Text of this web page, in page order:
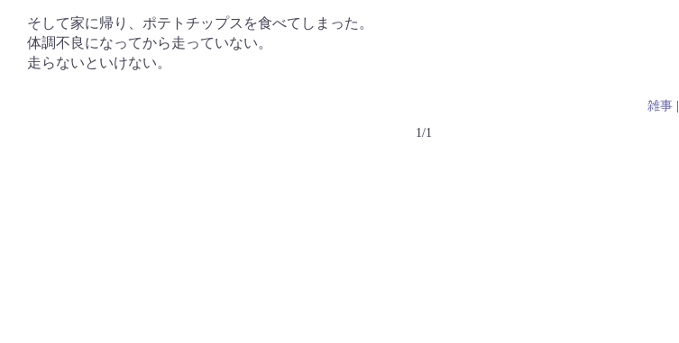
そして家に帰り、ポテトチップスを食べてしまった。
体調不良になってから走っていない。
走らないといけない。
雑事|
1/1